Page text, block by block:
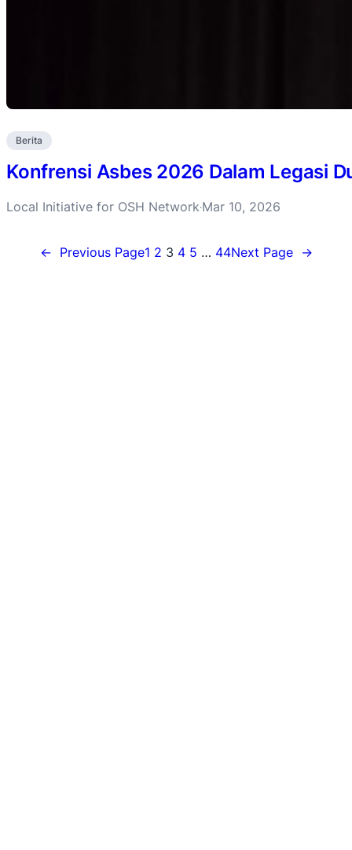
Berita
Konfrensi Asbes 2026 Dalam Legasi
Local Initiative for OSH Network·Mar 10, 2026
← Previous Page1 2 3 4 5 … 44Next Page →